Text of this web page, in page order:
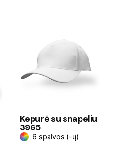
Kepurė su snapeliu
3965
6 spalvos (-ų)